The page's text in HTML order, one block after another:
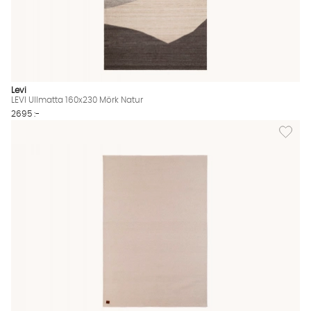
Levi
LEVI Ullmatta 160x230 Mörk Natur
2695 :-
Lägg